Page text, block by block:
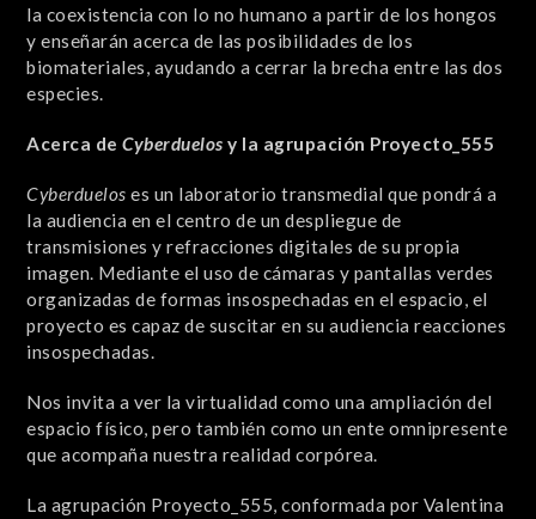
la coexistencia con lo no humano a partir de los hongos
y enseñarán acerca de las posibilidades de los
biomateriales, ayudando a cerrar la brecha entre las dos
especies.
Acerca deCyberduelosy la agrupación Proyecto_555
Cyberdueloses un laboratorio transmedial que pondrá a
la audiencia en el centro de un despliegue de
transmisiones y refracciones digitales de su propia
imagen. Mediante el uso de cámaras y pantallas verdes
organizadas de formas insospechadas en el espacio, el
proyecto es capaz de suscitar en su audiencia reacciones
insospechadas.
Nos invita a ver la virtualidad como una ampliación del
espacio físico, pero también como un ente omnipresente
que acompaña nuestra realidad corpórea.
La agrupación Proyecto_555, conformada por Valentina